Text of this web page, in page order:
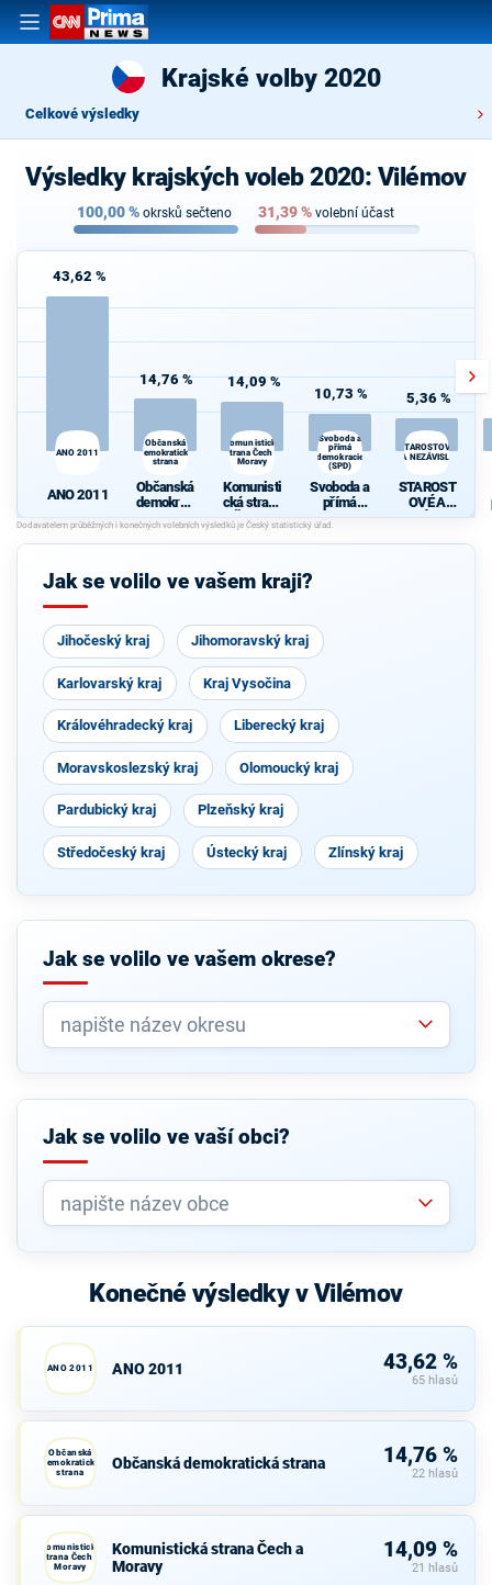
Krajské volby 2020
Celkové výsledky
Výsledky krajských voleb 2020: Vilémov
100,00% okrsků sečteno 31,39% volební účast
43,62 %
ANO 2011
ANO 2011
14,76 %
Občanská
demokratická
strana
Občanská
demokrati
cká strana
14,09 %
Komunistická
strana Čech a
Moravy
Komunisti
cká strana
Čech a
Moravy
10,73 %
Svoboda a
přímá
demokracie
(SPD)
Svoboda a
přímá
demokraci
e (SPD)
5,36 %
STAROSTOVÉ
A NEZÁVISLÍ
STAROST
OVÉ A
NEZÁVISL
Jak se volilo ve vašem kraji?
Jihočeský kraj Jihomoravský kraj
Karlovarský kraj Kraj Vysočina
Královéhradecký kraj Liberecký kraj
Moravskoslezský kraj Olomoucký kraj
Pardubický kraj Plzeňský kraj
Středočeský kraj Ústecký kraj Zlínský kraj
Jak se volilo ve vašem okrese?
Jak se volilo ve vaší obci?
Konečné výsledky v Vilémov
ANO 2011 ANO 2011 43,62 %
65 hlasů
Občanská
demokratická
strana
Občanská demokratická strana 14,76 %
22 hlasů
Komunistická
strana Čech a
Moravy
Komunistická strana Čech a
Moravy
14,09 %
21 hlasů